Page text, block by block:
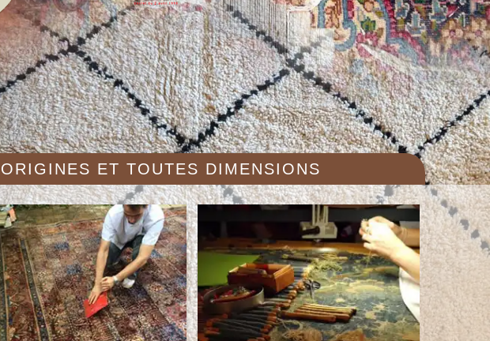
ET TOUTES DIMENSIONS